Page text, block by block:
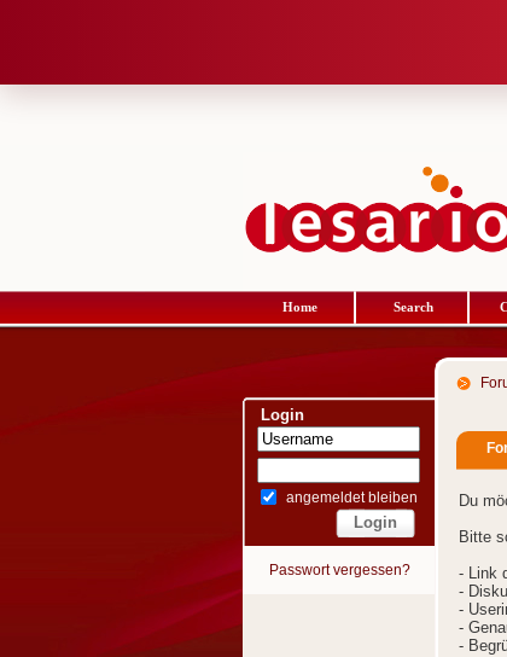
Home Search
Login
angemeldet bleiben
Passwort vergessen?
Du
Bitte
- Link
-
-
-
-